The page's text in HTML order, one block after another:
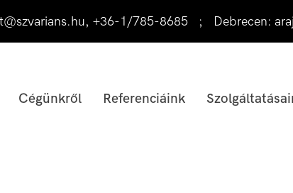
, +36-1/785-8685 ; Debrecen:
Cégünkről Referenciáink